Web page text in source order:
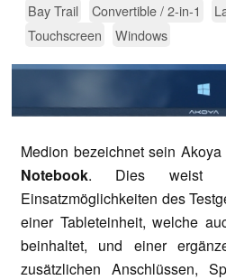
Bay Trail Convertible / 2-in-1
Touchscreen
Windows
Medion bezeichnet sein
Notebook. Dies weist
Einsatzmöglichkeiten des
einer Tableteinheit, welche
beinhaltet, und einer
zusätzlichen Anschlüssen,